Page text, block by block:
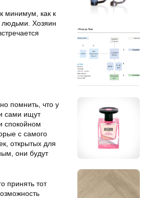
минимум, как к
людьми. Хозяин
помнить, что у
сами ищут
спокойном
с самого
открытых для
они будут
принять тот